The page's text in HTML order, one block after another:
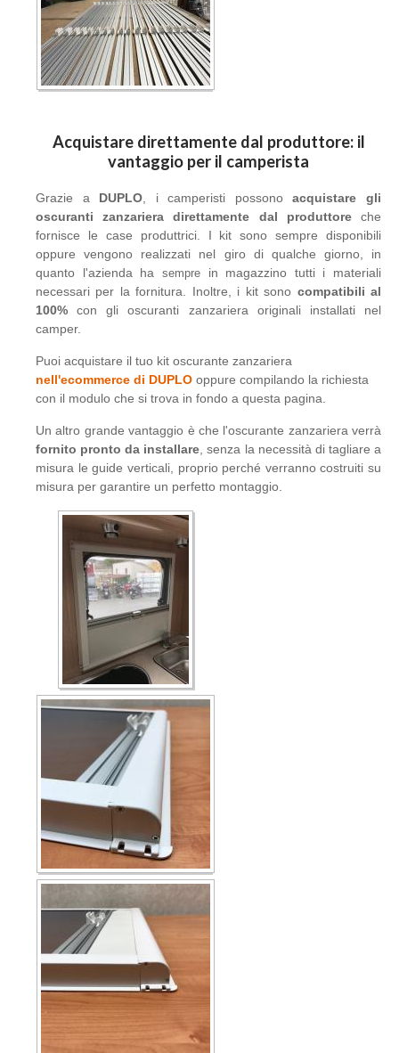
Acquistare direttamente dal produttore: il
vantaggio per il camperista
Grazie a DUPLO , i camperisti possonoacquistare gli
oscuranti zanzariera direttamente dal produttoreche
fornisce le case produttrici. I kit sono sempre disponibili
oppure vengono realizzati nel giro di qualche giorno, in
quanto l'azienda ha semprein magazzino tutti i materiali
necessari per la fornitura. Inoltre, i kit sono compatibili al
100% con gli oscuranti zanzariera originali installati nel
camper.
Puoi acquistare il tuo kit oscurante zanzariera
nell'ecommerce di DUPLO oppure compilando la richiesta
con il modulo che si trova in fondo a questa pagina.
Un altro grande vantaggio è che l'oscurante zanzariera verrà
fornito pronto da installare , senza la necessità di tagliare a
misura le guide verticali, proprio perché verranno costruiti su
misura per garantire un perfetto montaggio.